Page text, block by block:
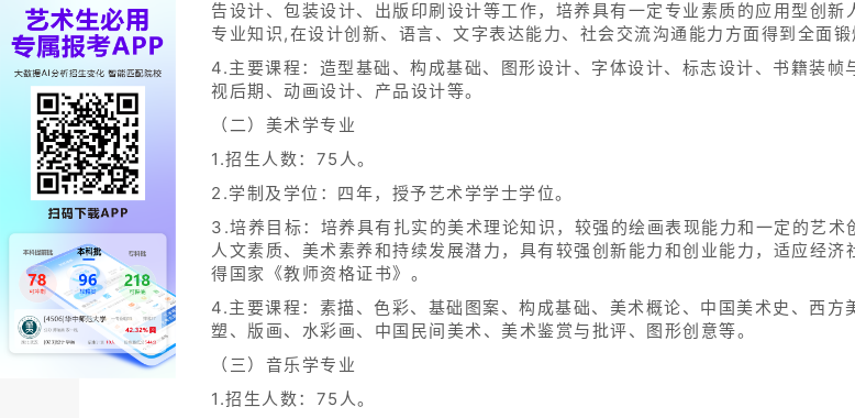
告设计、包装设计、出版印刷设计等工作，培养具有一定专业素质的应用型创
专业知识,在设计创新、语言、文字表达能力、社会交流沟通能力方面得到全面锻
4.主要课程：造型基础、构成基础、图形设计、字体设计、标志设计、书籍装
视后期、动画设计、产品设计等。
（二）美术学专业
1.招生人数：75人。
2.学制及学位：四年，授予艺术学学士学位。
3.培养目标：培养具有扎实的美术理论知识，较强的绘画表现能力和一定的艺
人文素质、美术素养和持续发展潜力，具有较强创新能力和创业能力，适应经
得国家《教师资格证书》。
4.主要课程：素描、色彩、基础图案、构成基础、美术概论、中国美术史、西
塑、版画、水彩画、中国民间美术、美术鉴赏与批评、图形创意等。
（三）音乐学专业
1.招生人数：75人。